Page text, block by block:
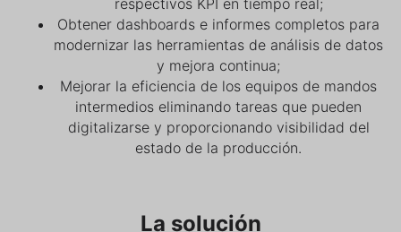
respectivos KPI en tiempo real;
Obtener dashboards e informes completos para
modernizar las herramientas de análisis de datos
y mejora continua;
Mejorar la eficiencia de los equipos de mandos
intermedios eliminando tareas que pueden
digitalizarse y proporcionando visibilidad del
estado de la producción.
La solución